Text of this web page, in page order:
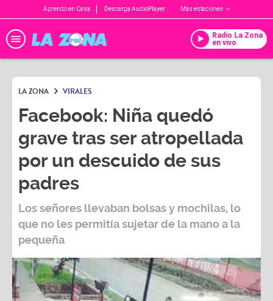
Aprendo en Casa Descarga AudioPlayer Más estaciones
Radio La Zona
en vivo
LA ZONA VIRALES
Facebook: Niña quedó
grave tras ser atropellada
por un descuido de sus
padres
Los señores llevaban bolsas y mochilas, lo
que no les permitía sujetar de la mano a la
pequeña